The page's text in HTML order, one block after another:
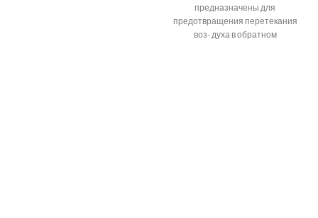
предназначены для
предотвращения перетекания
воз- духа в обратном